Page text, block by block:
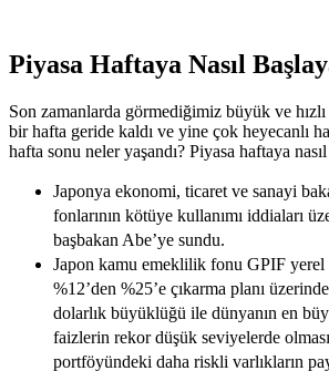
Piyasa Haftaya Nasıl
Son zamanlarda görmediğimiz büyük ve hızlı
bir hafta geride kaldı ve yine çok heyecanlı
hafta sonu neler yaşandı? Piyasa haftaya
Japonya ekonomi, ticaret ve sanayi
fonlarının kötüye kullanımı iddiaları
başbakan Abe’ye sundu.
Japon kamu emeklilik fonu GPIF yerel
%12’den %25’e çıkarma planı
dolarlık büyüklüğü ile dünyanın en
faizlerin rekor düşük seviyelerde
portföyündeki daha riskli varlıkların